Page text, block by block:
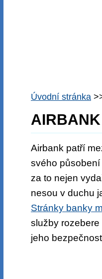
Úvodní stránka
AIRBANK
Airbank patří
svého
za to nejen
nesou v duchu
Stránky banky
služby
jeho